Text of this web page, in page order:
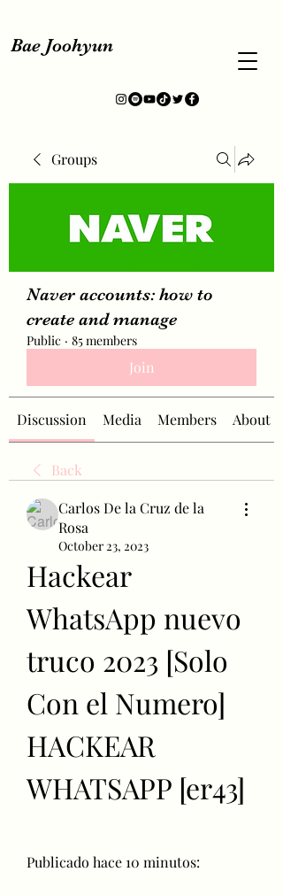
Bae Joohyun
Groups
Naver accounts: how to
create and manage
Public · 85 members
Join
Discussion Media Members About
Back
Carlos De la Cruz de la
Rosa
October 23, 2023
Hackear
WhatsApp nuevo
truco 2023 [Solo
Con el Numero]
HACKEAR
WHATSAPP [er43]
Publicado hace 10 minutos: